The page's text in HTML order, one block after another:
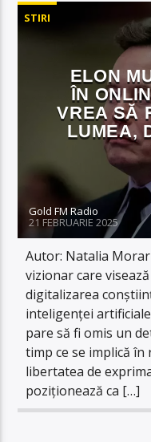
STIRI
ELON
ÎN
VREA SĂ
LUMEA,
Gold FM Radio
21 FEBRUARIE 2025
Autor: Natalia
vizionar care
digitalizarea
inteligenței
pare să fi omis un
timp ce se implică
libertatea de
poziționează ca […]